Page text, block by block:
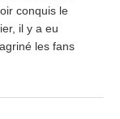
conquis le
il y a eu
les fans